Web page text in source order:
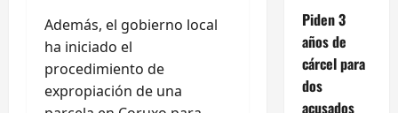
Además, el gobierno local
ha iniciado el
procedimiento de
expropiación de una
Piden 3
años de
cárcel para
dos
acusados